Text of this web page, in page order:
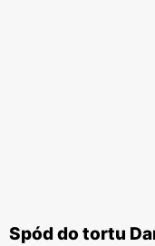
Spód do tortu